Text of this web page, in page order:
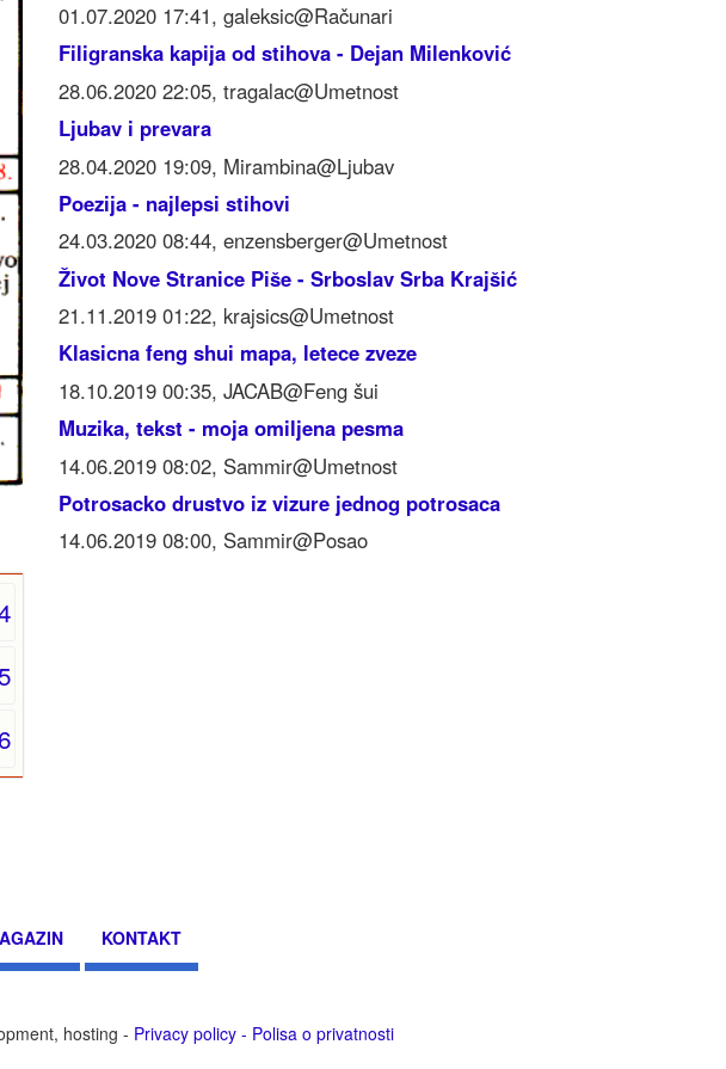
01.07.2020 17:41, galeksic@Računari
Filigranska kapija od stihova - Dejan Milenković
28.06.2020 22:05, tragalac@Umetnost
Ljubav i prevara
28.04.2020 19:09, Mirambina@Ljubav
Poezija - najlepsi stihovi
24.03.2020 08:44, enzensberger@Umetnost
Život Nove Stranice Piše - Srboslav Srba Krajšić
21.11.2019 01:22, krajsics@Umetnost
Klasicna feng shui mapa, letece zveze
18.10.2019 00:35, JACAB@Feng šui
Muzika, tekst - moja omiljena pesma
14.06.2019 08:02, Sammir@Umetnost
Potrosacko drustvo iz vizure jednog potrosaca
14.06.2019 08:00, Sammir@Posao
KONTAKT
hosting - Privacy policy - Polisa o privatnosti